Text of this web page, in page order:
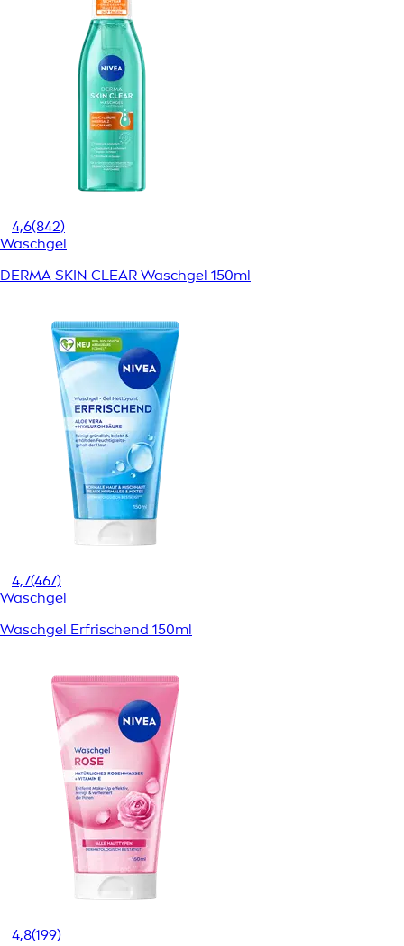
4,6(842)
Waschgel
DERMA SKIN CLEAR Waschgel 150ml
4,7(467)
Waschgel
Waschgel Erfrischend 150ml
4,8(199)